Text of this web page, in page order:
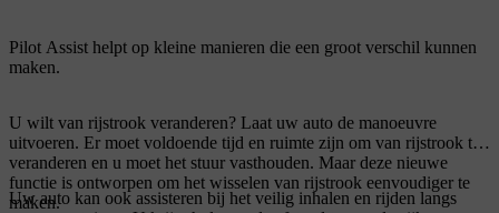
Pilot Assist helpt op kleine manieren die een groot verschil kunnen
maken.
U wilt van rijstrook veranderen? Laat uw auto de manoeuvre
uitvoeren. Er moet voldoende tijd en ruimte zijn om van rijstrook te
veranderen en u moet het stuur vasthouden. Maar deze nieuwe
functie is ontworpen om het wisselen van rijstrook eenvoudiger te
maken.
Uw auto kan ook assisteren bij het veilig inhalen en rijden langs